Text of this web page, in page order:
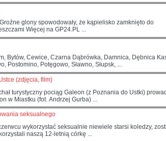
glony spowodowały, że kąpielisko zamknięto do
odwołania.Uchroń swojego pupila przed groźnymi kleszczami Więcej na GP24.PL ...
Bytów, Cewice, Czarna Dąbrówka, Damnica, Dębnica
Postomino, Potęgowo, Sławno, Słupsk, ...
(zdjęcia, film)
turystyczny pociąg Galeon (z Poznania do Ustki)
w Miastku (fot. Andrzej Gurba) ...
seksualnego
wykorzystać seksualnie niewiele starsi koledzy,
naszą 12-letnią córkę ...